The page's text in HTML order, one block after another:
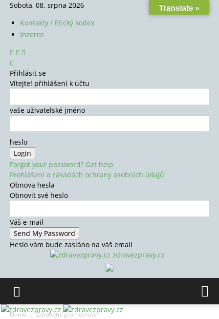
Sobota, 08. srpna 2026
Kontakty / Etický kodex
Inzerce
Přihlásit se
Vítejte! přihlášení k účtu
vaše uživatelské jméno
heslo
Forgot your password? Get help
Prohlášení o zásadách ochrany osobních údajů
Obnova hesla
Obnovit své heslo
Váš e-mail
Heslo vám bude zasláno na váš email
zdravezpravy.cz
Domů Zdravotní gramotnost
Translate »